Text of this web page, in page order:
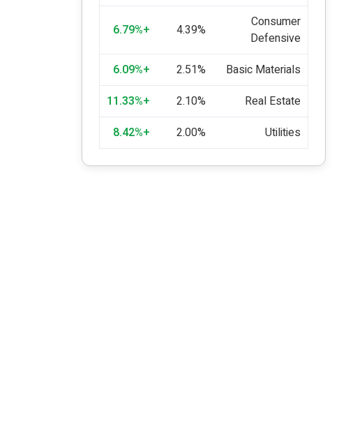
Consumer
Defensive
4.39%
+6.79%
Basic Materials
2.51%
+6.09%
Real Estate
2.10%
+11.33%
Utilities
2.00%
+8.42%